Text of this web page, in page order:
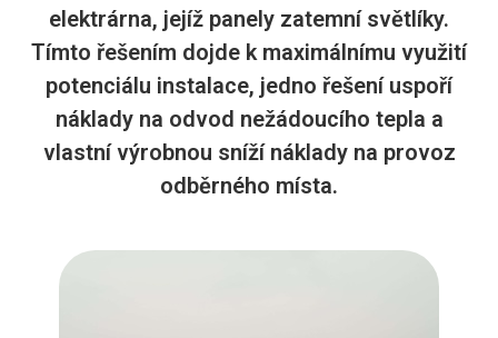
elektrárna, jejíž panely zatemní světlíky.
Tímto řešením dojde k maximálnímu využití
potenciálu instalace, jedno řešení uspoří
náklady na odvod nežádoucího tepla a
vlastní výrobnou sníží náklady na provoz
odběrného místa.